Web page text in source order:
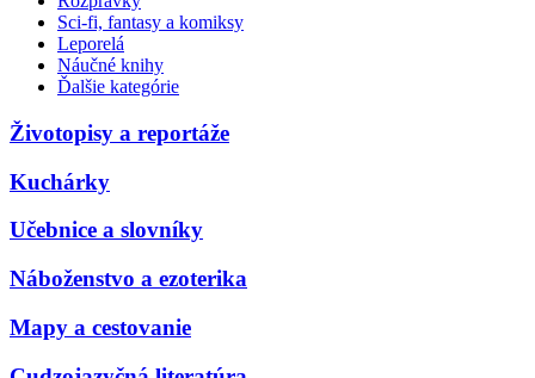
Sci-fi, fantasy a komiksy
Leporelá
Náučné knihy
Ďalšie kategórie
Životopisy a reportáže
Kuchárky
Učebnice a slovníky
Náboženstvo a ezoterika
Mapy a cestovanie